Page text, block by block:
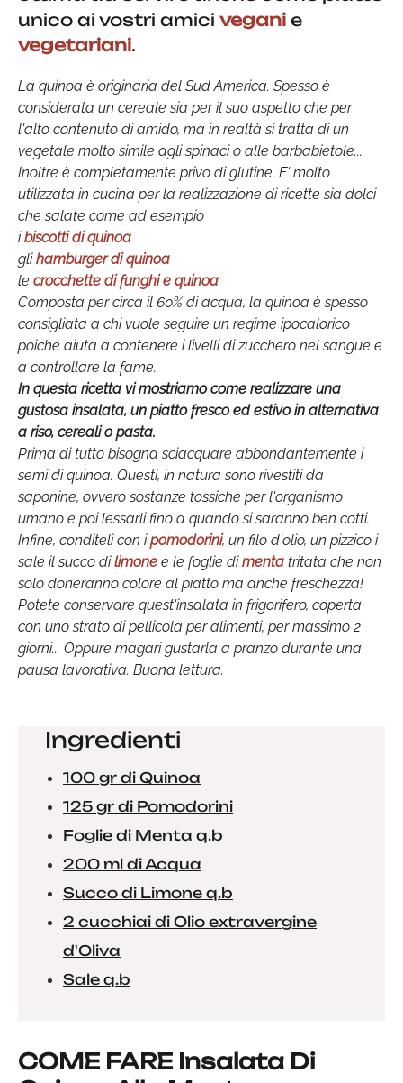
unico ai vostri amici vegani e
vegetariani.
La quinoa è originaria del Sud America. Spesso è
considerata un cereale sia per il suo aspetto che per
l'alto contenuto di amido, ma in realtà si tratta di un
vegetale molto simile agli spinaci o alle barbabietole...
Inoltre è completamente privo di glutine. E' molto
utilizzata in cucina per la realizzazione di ricette sia dolci
che salate come ad esempio
ibiscotti di quinoa
glihamburger di quinoa
le crocchette di funghi e quinoa
Composta per circa il 60% di acqua, la quinoa è spesso
consigliata a chi vuole seguire un regime ipocalorico
poiché aiuta a contenere i livelli di zucchero nel sangue e
a controllare la fame.
In questa ricetta vi mostriamo come realizzare una
gustosa insalata, un piatto fresco ed estivo in alternativa
a riso, cereali o pasta.
Prima di tutto bisogna sciacquare abbondantemente i
semi di quinoa. Questi, in natura sono rivestiti da
saponine, ovvero sostanze tossiche per l'organismo
umano e poi lessarli fino a quando si saranno ben cotti.
Infine, conditeli con ipomodorini, un filo d'olio, un pizzico i
sale il succo dilimone e le foglie dimenta tritata che non
solo doneranno colore al piatto ma anche freschezza!
Potete conservare quest'insalata in frigorifero, coperta
con uno strato di pellicola per alimenti, per massimo 2
giorni... Oppure magari gustarla a pranzo durante una
pausa lavorativa. Buona lettura.
Ingredienti
100 gr di Quinoa
125 gr di Pomodorini
Foglie di Menta q.b
200 ml di Acqua
Succo di Limone q.b
2 cucchiai di Olio extravergine
d'Oliva
Sale q.b
COME FARE Insalata Di